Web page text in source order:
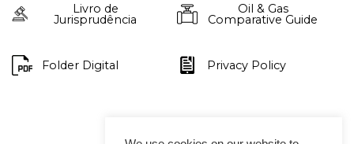
Livro de
Jurisprudência
Oil & Gas
Comparative Guide
Folder Digital Privacy Policy